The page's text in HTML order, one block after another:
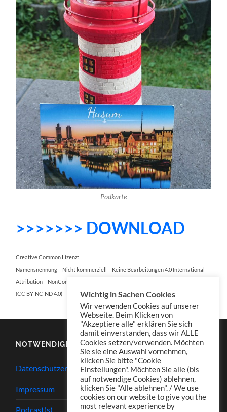
Podkarte
>>>>>>> DOWNLOAD
Creative Common Lizenz:
Namensnennung – Nicht kommerziell – Keine Bearbeitungen 4.0 International
Attribution – NonCommercial – NoDerivatives 4.0 International
(CC BY-NC-ND 4.0)
NOTWENDIGES
Datenschutzerklärung
Impressum
Podcast(s)
Wichtig in Sachen Cookies
Wir verwenden Cookies auf unserer
Webseite. Beim Klicken von
"Akzeptiere alle" erklären Sie sich
damit einverstanden, dass wir ALLE
Cookies setzen/verwenden. Möchten
Sie sie eine Auswahl vornehmen,
klicken Sie bitte "Cookie
Einstellungen". Möchten Sie alle (bis
auf notwendige Cookies) ablehnen,
klicken Sie "Alle ablehnen". / We use
cookies on our website to give you the
most relevant experience by